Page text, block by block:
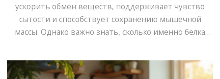
ускорить обмен веществ, поддерживает чувство
сытости и способствует сохранению мышечной
массы. Однако важно знать, сколько именно белка
результатов. В этом материале мы рассмотрим
ключевые аспекты белковой диеты для похудения и